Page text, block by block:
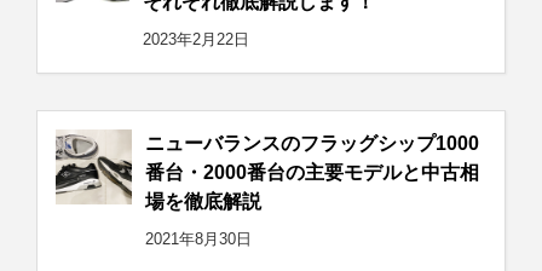
2023年2月22日
ニューバランスのフラッグシップ1000
番台・2000番台の主要モデルと中古相
場を徹底解説
2021年8月30日